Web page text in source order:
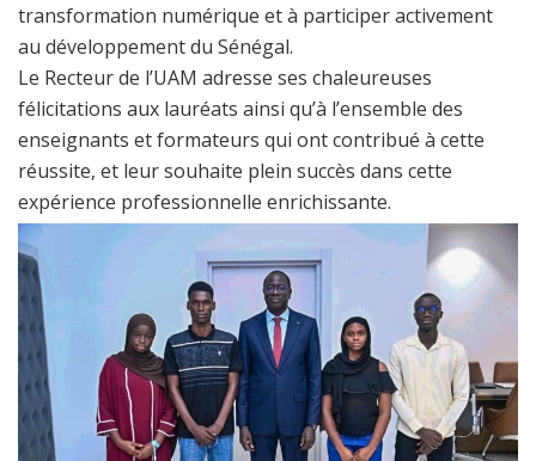
transformation numérique et à participer activement
au développement du Sénégal.
Le Recteur de l’UAM adresse ses chaleureuses
félicitations aux lauréats ainsi qu’à l’ensemble des
enseignants et formateurs qui ont contribué à cette
réussite, et leur souhaite plein succès dans cette
expérience professionnelle enrichissante.